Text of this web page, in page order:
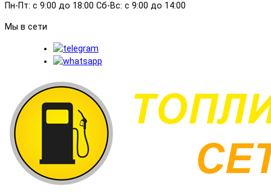
Пн-Пт: с 9:00 до 18:00 Сб-Вс: с 9:00 до 14:00
Мы в сети